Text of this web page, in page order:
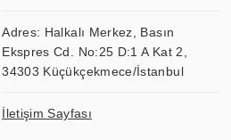
Adres: Halkalı Merkez, Basın
Ekspres Cd. No:25 D:1 A Kat 2,
34303 Küçükçekmece/İstanbul
İletişim Sayfası